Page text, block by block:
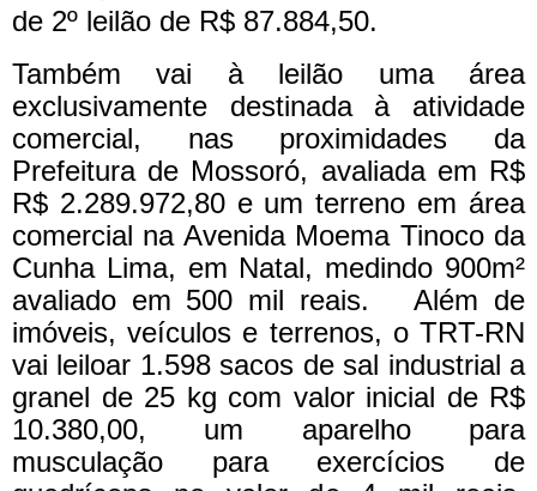
de 2º leilão de R$ 87.884,50.
Também vai à leilão uma área
exclusivamente destinada à atividade
comercial, nas proximidades da
Prefeitura de Mossoró, avaliada em R$
R$ 2.289.972,80 e um terreno em área
comercial na Avenida Moema Tinoco da
Cunha Lima, em Natal, medindo 900m²
avaliado em 500 mil reais.Além de
imóveis, veículos e terrenos, o TRT-RN
vai leiloar 1.598 sacos de sal industrial a
granel de 25 kg com valor inicial de R$
10.380,00, um aparelho para
musculação para exercícios de